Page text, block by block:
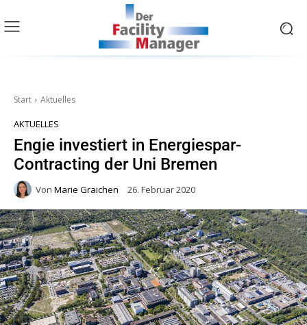
Start Aktuelles
AKTUELLES
Engie investiert in Energiespar-
Contracting der Uni Bremen
Von Marie Graichen 26. Februar 2020